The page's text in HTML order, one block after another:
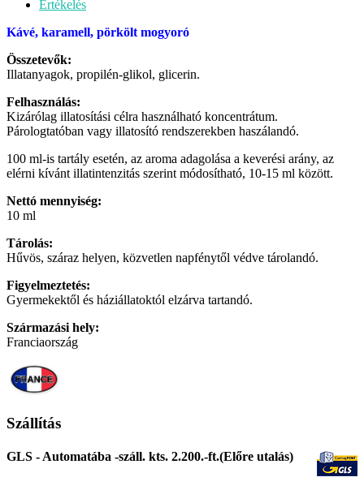
Értékelés
Kávé, karamell, pörkölt mogyoró
Összetevők:
Illatanyagok, propilén-glikol, glicerin.
Felhasználás:
Kizárólag illatosítási célra használható koncentrátum.
Párologtatóban vagy illatosító rendszerekben haszálandó.
100 ml-is tartály esetén, az aroma adagolása a keverési arány, az
elérni kívánt illatintenzitás szerint módosítható, 10-15 ml között.
Nettó mennyiség:
10 ml
Tárolás:
Hűvös, száraz helyen, közvetlen napfénytől védve tárolandó.
Figyelmeztetés:
Gyermekektől és háziállatoktól elzárva tartandó.
Származási hely:
Franciaország
Szállítás
GLS - Automatába -száll. kts. 2.200.-ft.(Előre utalás)